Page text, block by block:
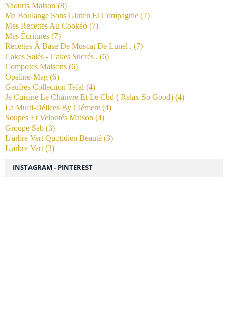
Yaourts Maison (8)
Ma Boulange Sans Gluten Et Compagnie (7)
Mes Recettes Au Cookéo (7)
Mes Écritures (7)
Recettes À Base De Muscat De Lunel . (7)
Cakes Salés - Cakes Sucrés . (6)
Compotes Maisons (6)
Opaline-Mag (6)
Gaufres Collection Tefal (4)
Je Cuisine Le Chanvre Et Le Cbd ( Relax So Good) (4)
La Multi-Délices By Clément (4)
Soupes Et Veloutés Maison (4)
Groupe Seb (3)
L'arbre Vert Quotidien Beauté (3)
L'arbre Vert (3)
INSTAGRAM - PINTEREST